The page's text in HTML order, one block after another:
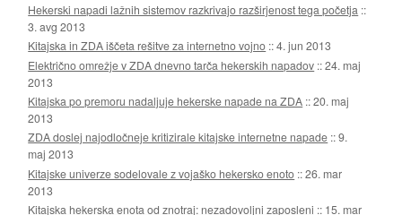
Hekerski napadi lažnih sistemov razkrivajo razširjenost tega početja ::
3. avg 2013
Kitajska in ZDA iščeta rešitve za internetno vojno ::4. jun 2013
Električno omrežje v ZDA dnevno tarča hekerskih napadov ::24. maj
2013
Kitajska po premoru nadaljuje hekerske napade na ZDA ::20. maj
2013
ZDA doslej najodločneje kritizirale kitajske internetne napade ::9.
maj 2013
Kitajske univerze sodelovale z vojaško hekersko enoto ::26. mar
2013
Kitajska hekerska enota od znotraj: nezadovoljni zaposleni :: 15. mar